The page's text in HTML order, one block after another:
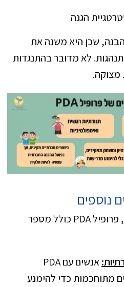
הגנה
שכן היא משנה את
לא מדובר בהתנגדות
מצוקה.
נוספים
מעבר להימנעות מדרישות, פרופיל PDA כולל מספר
אנשים עם PDA
מתוחכמות כדי להימנע